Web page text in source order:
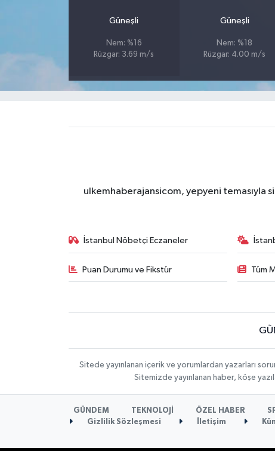
Güneşli
Nem: %16
Rüzgar: 3.69 m/s
Güneşli
Nem: %18
Rüzgar: 4.00 m/s
ulkemhaberajansicom, yepyeni temasıyla
İstanbul Nöbetçi Eczaneler
Puan Durumu ve Fikstür Tüm
Sitede yayınlanan içerik ve yorumlardan yazarları
Sitemizde yayınlanan haber, köşe
GÜNDEM TEKNOLOJİ ÖZEL HABER
Gizlilik Sözleşmesi
İletişim